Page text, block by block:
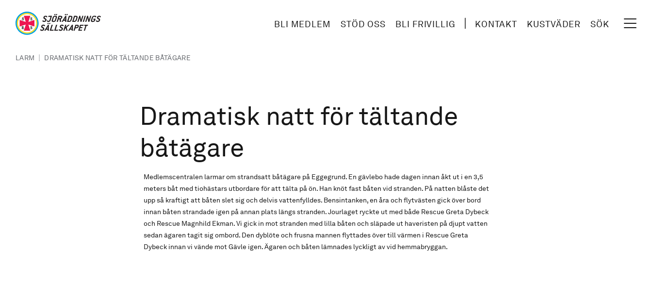
BLI MEDLEM STÖD OSS BLI FRIVILLIG KONTAKT KUSTVÄDER SÖK
LARM | DRAMATISK NATT FÖR TÄLTANDE BÅTÄGARE
Dramatisk natt för tältande
båtägare
Medlemscentralen larmar om strandsatt båtägare på Eggegrund. En gävlebo hade dagen innan åkt ut i en 3,5
meters båt med tiohästars utbordare för att tälta på ön. Han knöt fast båten vid stranden. På natten blåste det
upp så kraftigt att båten slet sig och delvis vattenfylldes. Bensintanken, en åra och flytvästen gick över bord
innan båten strandade igen på annan plats längs stranden. Jourlaget ryckte ut med både Rescue Greta Dybeck
och Rescue Magnhild Ekman. Vi gick in mot stranden med lilla båten och släpade ut haveristen på djupt vatten
sedan ägaren tagit sig ombord. Den dyblöte och frusna mannen flyttades över till värmen i Rescue Greta
Dybeck innan vi vände mot Gävle igen. Ägaren och båten lämnades lyckligt av vid hemmabryggan.